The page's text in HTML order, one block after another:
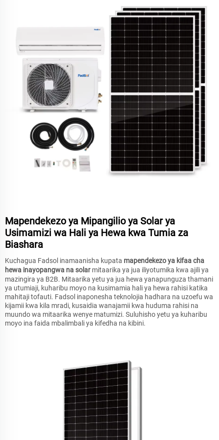
Mapendekezo ya Mipangilio ya Solar ya
Usimamizi wa Hali ya Hewa kwa Tumia za
Biashara
Kuchagua Fadsol inamaanisha kupata mapendekezo ya kifaa cha
hewa inayopangwa na solar mitaarika ya jua iliyotumika kwa ajili ya
mazingira ya B2B. Mitaarika yetu ya jua hewa yanapunguza thamani
ya utumiaji, kuharibu moyo na kusimamia hali ya hewa rahisi katika
mahitaji tofauti. Fadsol inaponesha teknolojia hadhara na uzoefu wa
kijamii kwa kila mradi, kusaidia wanajamii kwa huduma rahisi na
muundo wa mitaarika wenye matumizi. Suluhisho yetu ya kuharibu
moyo ina faida mbalimbali ya kifedha na kibini.